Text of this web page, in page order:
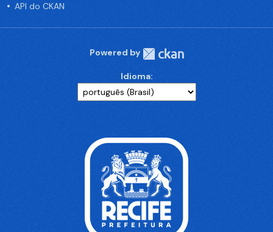
API do CKAN
Powered by
Idioma